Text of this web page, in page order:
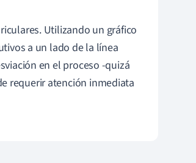
Utilizando un gráfico
a un lado de la línea
en el proceso -quizá
requerir atención inmediata